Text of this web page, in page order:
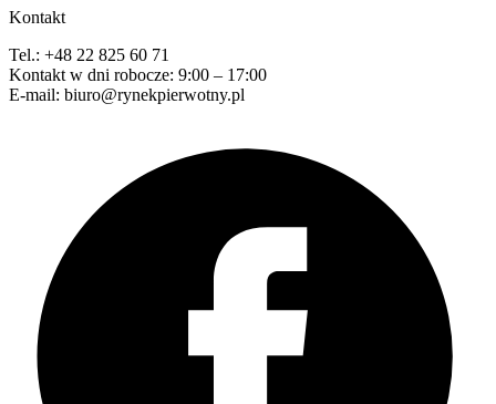
Kontakt
Tel.: +48 22 825 60 71
Kontakt w dni robocze: 9:00 – 17:00
E-mail: biuro@rynekpierwotny.pl